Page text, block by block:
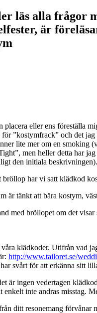
läs alla frågor
är
eller ens föreställa
”kostymfrack” och det
lite mer om en smoking
men heller detta har
den initiala beskrivningen).
bröllop har vi satt klädkod
är tänkt att bära kostym,
med bröllopet om det
klädkoder. Utifrån vad
http://www.tailoret.se/
svårt för att erkänna sitt
är ingen vedertagen
inte andras misstag.
ditt resonemang